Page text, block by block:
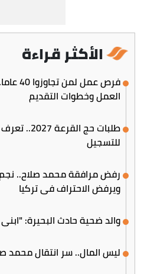
الأكثر قراءة
فرص
العمل وخطوات التقديم
طلبات حج
للتسجيل
رفض مرافقة محمد صلاح..
ويرفض الاحتراف في تركيا
والد ضحية حادث البحيرة:
ليس المال.. سر انتقال محمد